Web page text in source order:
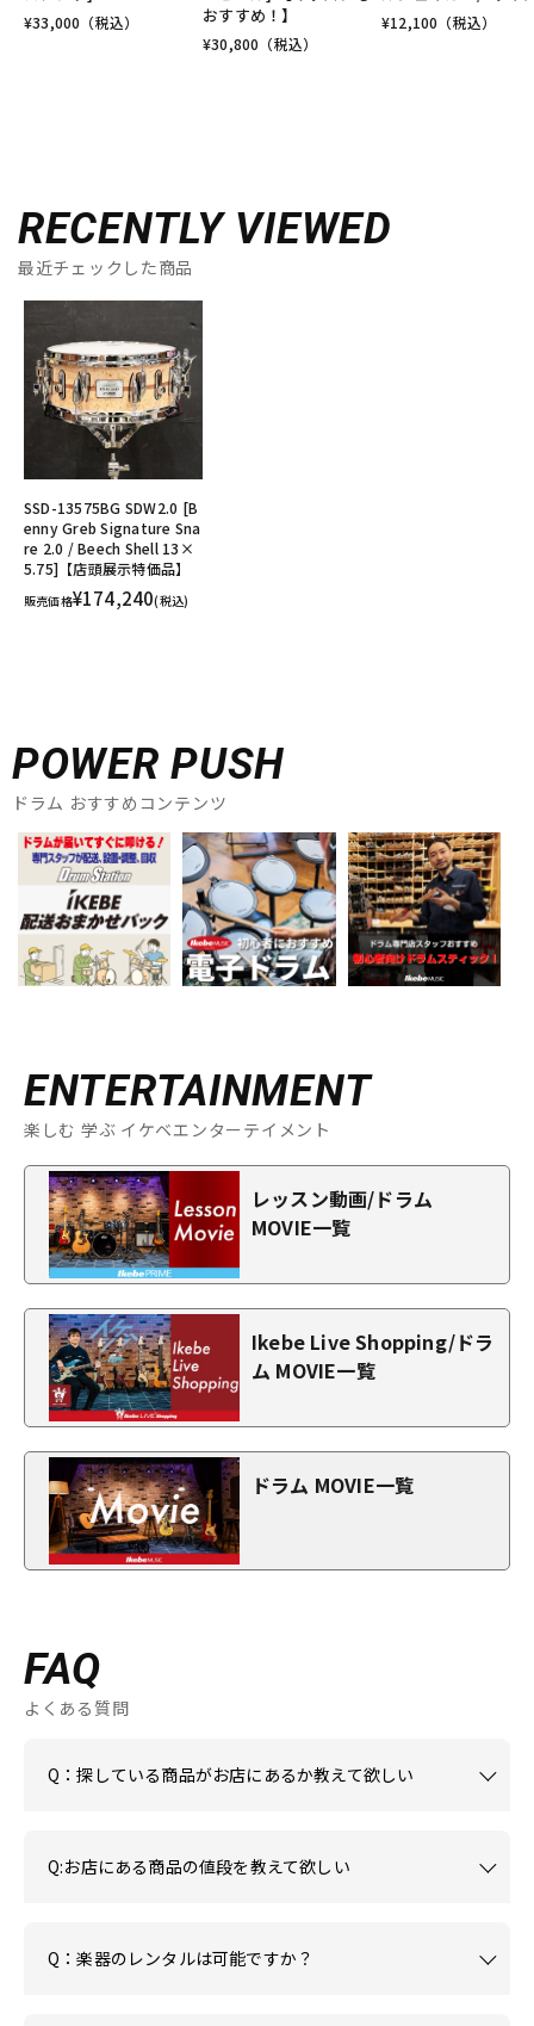
¥33,000 （税込）
おすすめ！】
¥30,800 （税込）
¥12,100 （税込）
RECENTLY VIEWED
最近チェックした商品
SSD-13575BG SDW2.0 [B
enny Greb Signature Sna
re 2.0 / Beech Shell 13×
5.75]【店頭展示特価品】
販売価格¥174,240(税込)
POWER PUSH
ドラム おすすめコンテンツ
ENTERTAINMENT
楽しむ 学ぶ イケベエンターテイメント
レッスン動画/ドラム
MOVIE一覧
Ikebe Live Shopping/ドラ
ム MOVIE一覧
ドラム MOVIE一覧
FAQ
よくある質問
Q：探している商品がお店にあるか教えて欲しい
Q:お店にある商品の値段を教えて欲しい
Q：楽器のレンタルは可能ですか？